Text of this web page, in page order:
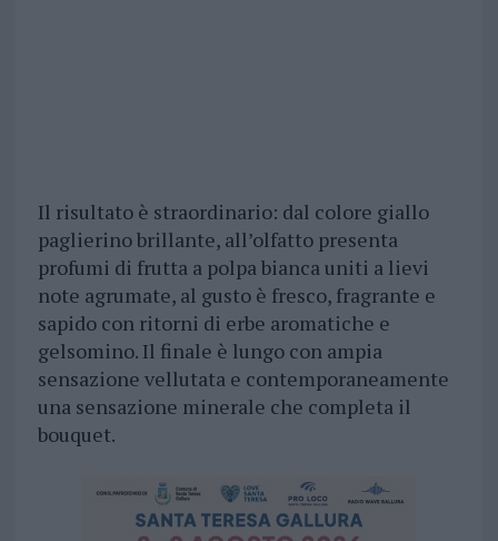
Il risultato è straordinario: dal colore giallo
paglierino brillante, all’olfatto presenta
profumi di frutta a polpa bianca uniti a lievi
note agrumate, al gusto è fresco, fragrante e
sapido con ritorni di erbe aromatiche e
gelsomino. Il finale è lungo con ampia
sensazione vellutata e contemporaneamente
una sensazione minerale che completa il
bouquet.